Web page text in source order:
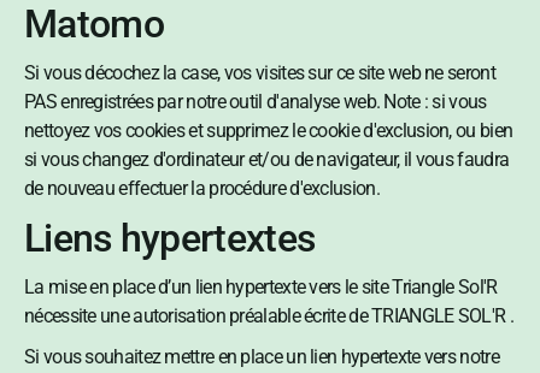
Matomo
Si vous décochez la case, vos visites sur ce site web ne seront
PAS enregistrées par notre outil d'analyse web. Note : si vous
nettoyez vos cookies et supprimez le cookie d'exclusion, ou bien
si vous changez d'ordinateur et/ou de navigateur, il vous faudra
de nouveau effectuer la procédure d'exclusion.
Liens hypertextes
La mise en place d’un lien hypertexte vers le site Triangle Sol'R
nécessite une autorisation préalable écrite de TRIANGLE SOL'R .
Si vous souhaitez mettre en place un lien hypertexte vers notre